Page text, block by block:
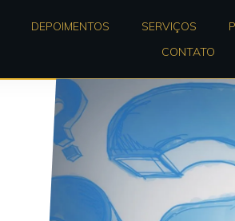
DEPOIMENTOS SERVIÇOS
CONTATO